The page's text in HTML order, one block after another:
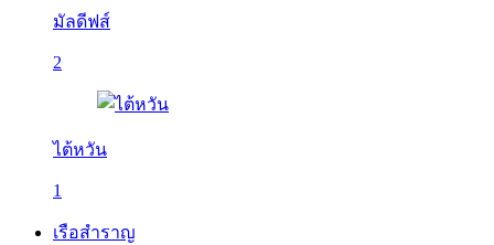
มัลดีฟส์
2
ไต้หวัน
1
เรือสำราญ